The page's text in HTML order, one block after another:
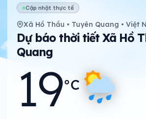
Cập nhật thực tế
Xã Hồ Thầu • Tuyên Quang • Việt
Dự báo thời tiết Xã Hồ
Quang
19°C